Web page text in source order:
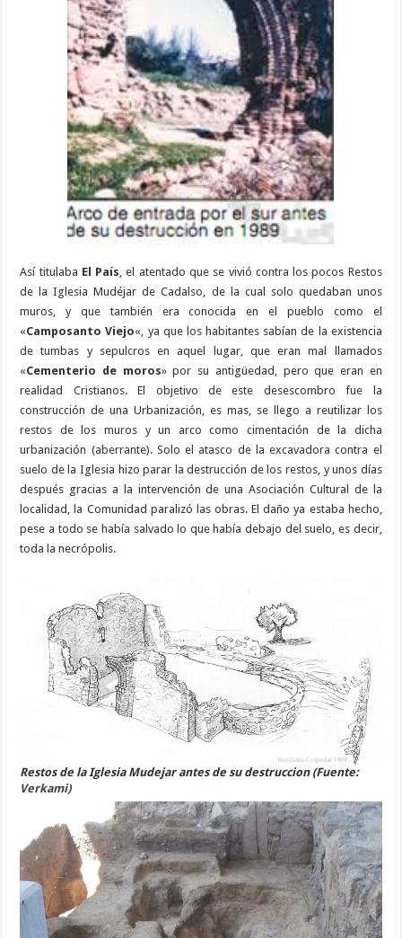
Así titulaba El País, el atentado que se vivió contra los pocos Restos
de la Iglesia Mudéjar de Cadalso, de la cual solo quedaban unos
muros, y que también era conocida en el pueblo como el
«Camposanto Viejo«, ya que los habitantes sabían de la existencia
de tumbas y sepulcros en aquel lugar, que eran mal llamados
«Cementerio de moros» por su antigüedad, pero que eran en
realidad Cristianos. El objetivo de este desescombro fue la
construcción de una Urbanización, es mas, se llego a reutilizar los
restos de los muros y un arco como cimentación de la dicha
urbanización (aberrante). Solo el atasco de la excavadora contra el
suelo de la Iglesia hizo parar la destrucción de los restos, y unos días
después gracias a la intervención de una Asociación Cultural de la
localidad, la Comunidad paralizó las obras. El daño ya estaba hecho,
pese a todo se había salvado lo que había debajo del suelo, es decir,
toda la necrópolis.
Restos de la Iglesia Mudejar antes de su destruccion (Fuente:
Verkami)